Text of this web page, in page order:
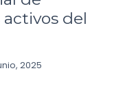
del
2025